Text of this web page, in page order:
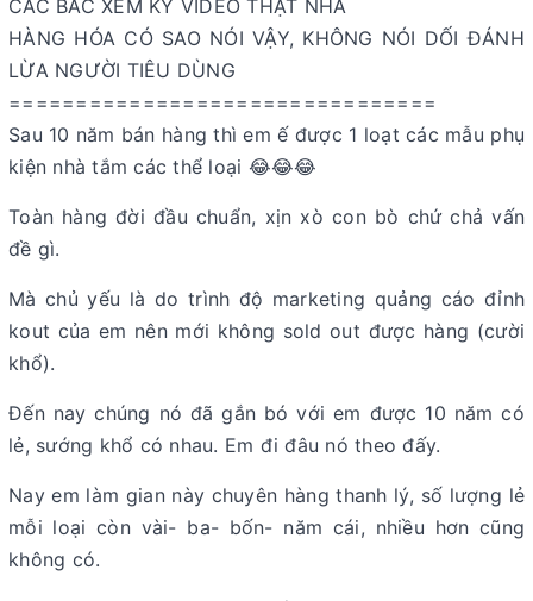
CÁC BÁC XEM KỸ VIDEO THẬT NHA
HÀNG HÓA CÓ SAO NÓI VẬY, KHÔNG NÓI DỐI ĐÁNH
LỪA NGƯỜI TIÊU DÙNG
================================
Sau 10 năm bán hàng thì em ế được 1 loạt các mẫu phụ
kiện nhà tắm các thể loại 😂😂😂
Toàn hàng đời đầu chuẩn, xịn xò con bò chứ chả vấn
đề gì.
Mà chủ yếu là do trình độ marketing quảng cáo đỉnh
kout của em nên mới không sold out được hàng (cười
khổ).
Đến nay chúng nó đã gắn bó với em được 10 năm có
lẻ, sướng khổ có nhau. Em đi đâu nó theo đấy.
Nay em làm gian này chuyên hàng thanh lý, số lượng lẻ
mỗi loại còn vài- ba- bốn- năm cái, nhiều hơn cũng
không có.